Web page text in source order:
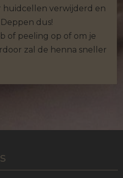
huidcellen verwijderd en
dus!
of peeling op of om je
zal de henna sneller